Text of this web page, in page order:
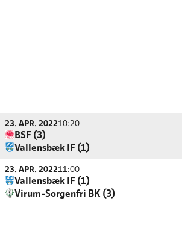
23. APR. 202210:20
BSF (3)
Vallensbæk IF (1)
23. APR. 202211:00
Vallensbæk IF (1)
Virum-Sorgenfri BK (3)